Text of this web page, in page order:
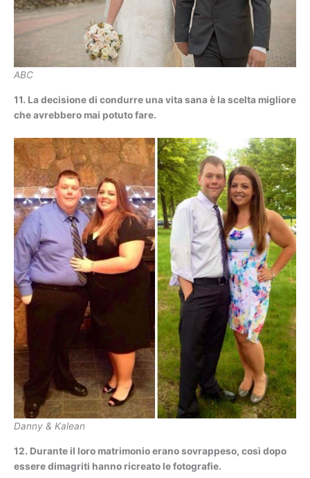
ABC
11. La decisione di condurre una vita sana è la scelta migliore
che avrebbero mai potuto fare.
Danny & Kalean
12. Durante il loro matrimonio erano sovrappeso, così dopo
essere dimagriti hanno ricreato le fotografie.